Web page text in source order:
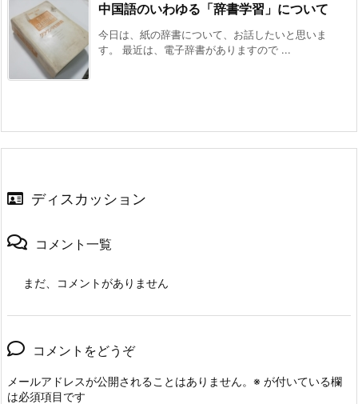
中国語のいわゆる「辞書学習」について
今日は、紙の辞書について、お話したいと思いま
す。 最近は、電子辞書がありますので ...
ディスカッション
コメント一覧
まだ、コメントがありません
コメントをどうぞ
メールアドレスが公開されることはありません。 ※ が付いている欄
は必須項目です